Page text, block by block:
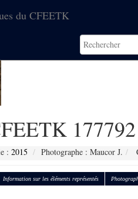
du CFEETK
177792
: 2015 Photographe : Maucor J.
Information sur les éléments représentés